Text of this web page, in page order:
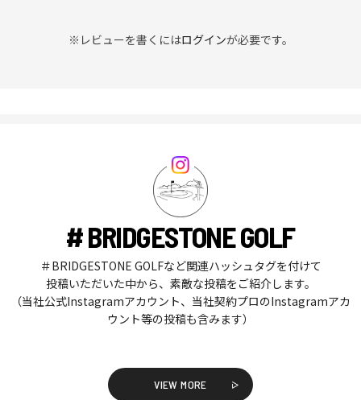
※レビューを書くにはログインが必要です。
# BRIDGESTONE GOLF
＃BRIDGESTONE GOLFなど関連ハッシュタグを付けて
投稿いただいた中から、素敵な投稿をご紹介します。
（当社公式Instagramアカウント、当社契約プロのInstagramアカ
ウント等の投稿も含みます）
VIEW MORE